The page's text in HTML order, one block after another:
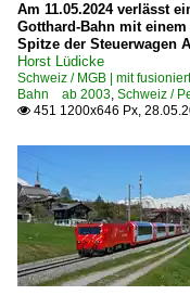
Am 11.05.2024 verlässt
Gotthard-Bahn mit
Spitze der Steuerwagen
Horst Lüdicke
Schweiz / MGB | mit
Bahn ab 2003, Schweiz /
 451 1200x646 Px,